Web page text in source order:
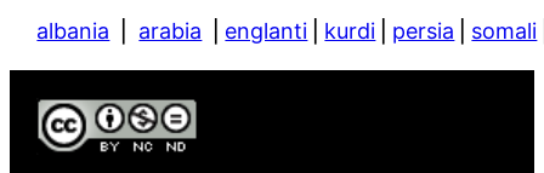
albania arabia englanti kurdi persia somali